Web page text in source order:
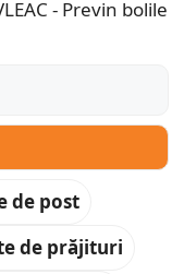
de post
de prăjituri